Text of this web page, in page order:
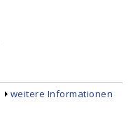
Anzeigen
weitere Informationen